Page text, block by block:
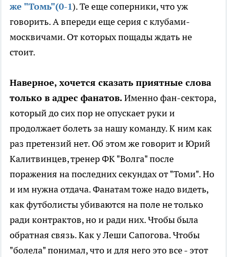
же "Томь"(0-1). Те еще соперники, что уж
говорить. А впереди еще серия с клубами-
москвичами. От которых пощады ждать не
стоит.
Наверное, хочется сказать приятные слова
только в адрес фанатов.Именно фан-сектора,
который до сих пор не опускает руки и
продолжает болеть за нашу команду. К ним как
раз претензий нет. Об этом же говорит и Юрий
Калитвинцев, тренер ФК "Волга" после
поражения на последних секундах от "Томи". Но
и им нужна отдача. Фанатам тоже надо видеть,
как футболисты убиваются на поле не только
ради контрактов, но и ради них. Чтобы была
обратная связь. Как у Леши Сапогова. Чтобы
"болела" понимал, что и для него это все - этот